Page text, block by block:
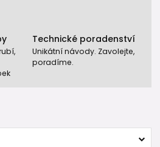
Technické poradenství
Unikátní návody. Zavolejte,
poradíme.